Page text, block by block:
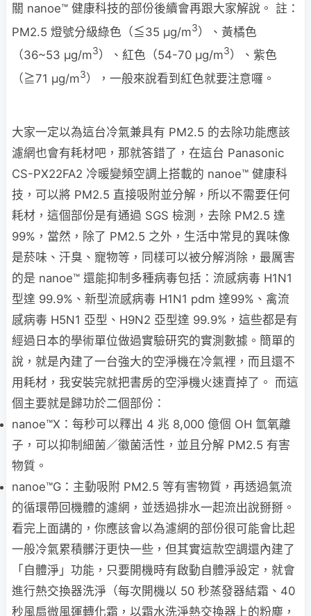
關 nanoe™ 健康科技的部份後續會再跟大家解說。 註：
PM2.5 燈號分級綠色（≦35 μg/m3）、黃橘色
（36~53 μg/m3）、紅色（54-70 μg/m3）、紫色
（≧71 μg/m3），一般來說看到紅色就要注意囉。
大家一定以為這台冷氣兼具有 PM2.5 的去除功能應該
濾網也會有耗材吧，那就答錯了，在這台 Panasonic
CS-PX22FA2 冷暖變頻空調上搭載的 nanoe™ 健康科
技，可以將 PM2.5 直接吸附並分解，所以不需要任何
耗材，這個部份是有通過 SGS 檢測，去除 PM2.5 達
99%，當然，除了 PM2.5 之外，生活中常見的異味像
是菸味、汗臭、寵物等，同樣可以被分解消除，最厲害
的是 nanoe™ 還能抑制多種病毒包括：流感病毒 H1N1
型達 99.9%、新型流感病毒 H1N1 pdm 達99%、禽流
感病毒 H5N1 亞型、H9N2 亞型達 99.9%，這些都是有
經過日本的學術單位做過實驗研究的實測數據。簡單的
說，就是內建了一台強大的空淨機在冷氣裡，而且還不
用耗材，我安裝完就把書房的空淨機火速賣掉了。 而這
個主要就是歸功於二個部份：
nanoe™X：每秒可以釋出 4 兆 8,000 億個 OH 氫氧離
子，可以抑制細菌／徽菌活性，並且分解 PM2.5 有害
物質。
nanoe™G：主動吸附 PM2.5 等有害物質，再透過氣流
的循環帶回機體的濾網，並透過排水一起流出說掰掰。
看完上面講的，你應該會以為濾網的部份很可能會比起
一般冷氣累積髒汙更快一些，但其實這款空調還內建了
「自體淨」功能，只要開機時有啟動自體淨設定，就會
進行熱交換器洗淨（每次開機以 50 秒蒸發器結霜、40
秒風扇微風運轉化霜，以霜水洗淨熱交換器上的粉塵，